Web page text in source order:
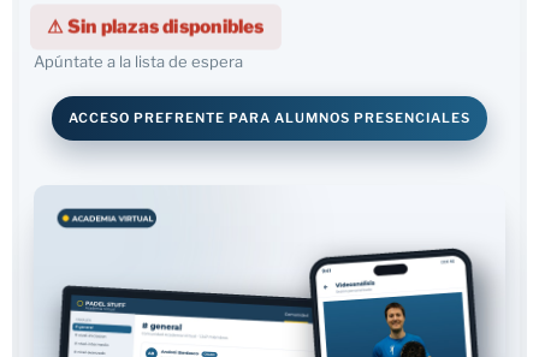
⚠Sin plazas disponibles
Apúntate a la lista de espera
ACCESO PREFRENTE PARA ALUMNOS PRESENCIALES